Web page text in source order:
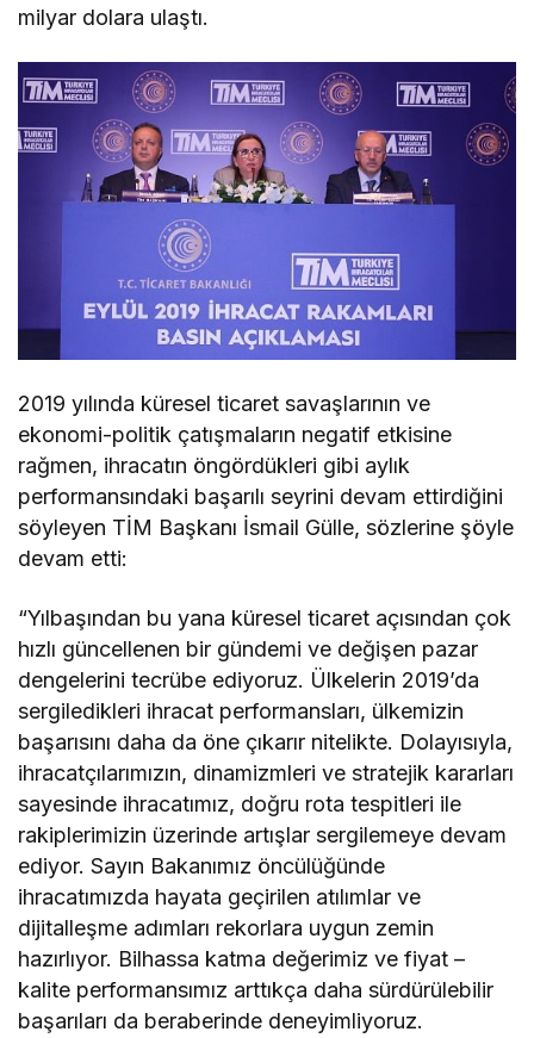
milyar dolara ulaştı.
2019 yılında küresel ticaret savaşlarının ve
ekonomi-politik çatışmaların negatif etkisine
rağmen, ihracatın öngördükleri gibi aylık
performansındaki başarılı seyrini devam ettirdiğini
söyleyen TİM Başkanı İsmail Gülle, sözlerine şöyle
devam etti:
“Yılbaşından bu yana küresel ticaret açısından çok
hızlı güncellenen bir gündemi ve değişen pazar
dengelerini tecrübe ediyoruz. Ülkelerin 2019’da
sergiledikleri ihracat performansları, ülkemizin
başarısını daha da öne çıkarır nitelikte. Dolayısıyla,
ihracatçılarımızın, dinamizmleri ve stratejik kararları
sayesinde ihracatımız, doğru rota tespitleri ile
rakiplerimizin üzerinde artışlar sergilemeye devam
ediyor. Sayın Bakanımız öncülüğünde
ihracatımızda hayata geçirilen atılımlar ve
dijitalleşme adımları rekorlara uygun zemin
hazırlıyor. Bilhassa katma değerimiz ve fiyat –
kalite performansımız arttıkça daha sürdürülebilir
başarıları da beraberinde deneyimliyoruz.